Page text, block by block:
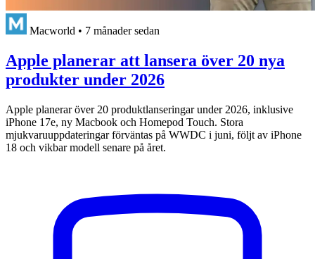
Macworld • 7 månader sedan
Apple planerar att lansera över 20 nya
produkter under 2026
Apple planerar över 20 produktlanseringar under 2026, inklusive
iPhone 17e, ny Macbook och Homepod Touch. Stora
mjukvaruuppdateringar förväntas på WWDC i juni, följt av iPhone
18 och vikbar modell senare på året.